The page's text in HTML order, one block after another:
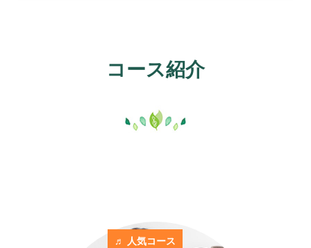
コース紹介
♬ 人気コース